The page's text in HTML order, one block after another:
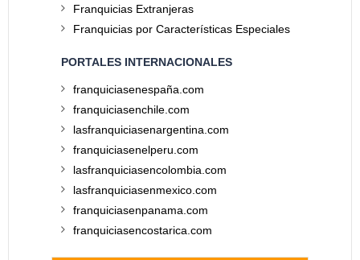
Franquicias Extranjeras
Franquicias por Características Especiales
PORTALES INTERNACIONALES
franquiciasenespaña.com
franquiciasenchile.com
lasfranquiciasenargentina.com
franquiciasenelperu.com
lasfranquiciasencolombia.com
lasfranquiciasenmexico.com
franquiciasenpanama.com
franquiciasencostarica.com